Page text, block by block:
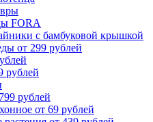
FORA
с бамбуковой крышкой
от 299 рублей
рублей
рублей
от 69 рублей